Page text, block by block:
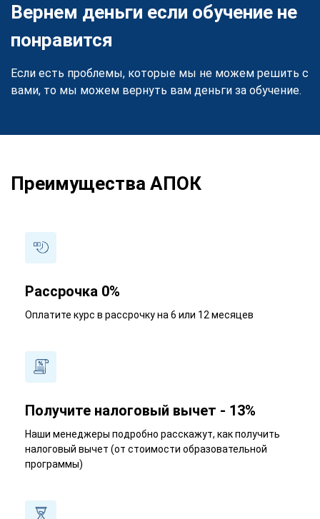
Вернем деньги если обучение не
понравится
Если есть проблемы, которые мы не можем решить с
вами, то мы можем вернуть вам деньги за обучение.
Преимущества АПОК
Рассрочка 0%
Оплатите курс в рассрочку на 6 или 12 месяцев
Получите налоговый вычет - 13%
Наши менеджеры подробно расскажут, как получить
налоговый вычет (от стоимости образовательной
программы)